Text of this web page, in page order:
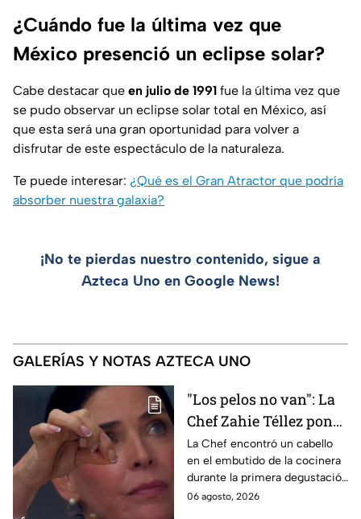
¿Cuándo fue la última vez que
México presenció un eclipse solar?
Cabe destacar que en julio de 1991 fue la última vez que
se pudo observar un eclipse solar total en México, así
que esta será una gran oportunidad para volver a
disfrutar de este espectáculo de la naturaleza.
Te puede interesar: ¿Qué es el Gran Atractor que podría
absorber nuestra galaxia?
¡No te pierdas nuestro contenido, sigue a
Azteca Uno en Google News!
GALERÍAS Y NOTAS AZTECA UNO
"Los pelos no van": La
Chef Zahie Téllez pone
en evidencia a Carmen
en la gala de mandiles
negros de MasterChef
24/7
La Chef encontró un cabello
en el embutido de la cocinera
durante la primera degustación
de la noche
06 agosto, 2026